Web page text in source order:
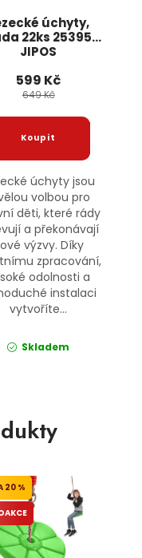
úchyty,
22ks 25395
JIPOS
599 Kč
649 Kč
úchyty jsou
volbou pro
děti, které rády
a překonávají
výzvy. Díky
zpracování,
odolnosti a
instalaci
vytvoříte...
Skladem
20 %